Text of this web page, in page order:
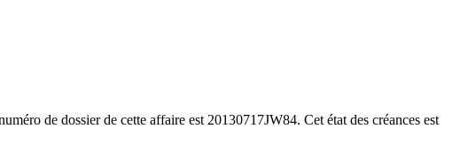
de dossier de cette affaire est 20130717JW84. Cet état des créances est